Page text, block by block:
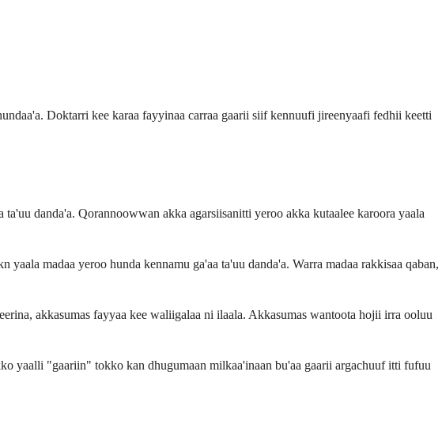
Doktarri kee karaa fayyinaa carraa gaarii siif kennuufi jireenyaafi fedhii keetti
danda'a. Qorannoowwan akka agarsiisanitti yeroo akka kutaalee karoora yaala
madaa yeroo hunda kennamu ga'aa ta'uu danda'a. Warra madaa rakkisaa qaban,
akkasumas fayyaa kee waliigalaa ni ilaala. Akkasumas wantoota hojii irra ooluu
yaalli "gaariin" tokko kan dhugumaan milkaa'inaan bu'aa gaarii argachuuf itti fufuu